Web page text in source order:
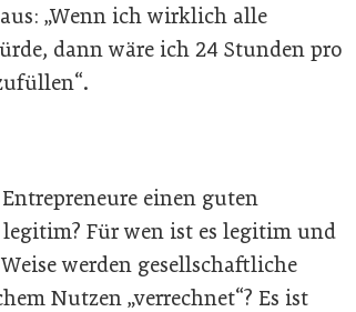
„Wenn ich wirklich alle
dann wäre ich 24 Stunden pro
einen guten
legitim? Für wen ist es legitim und
werden gesellschaftliche
Nutzen „verrechnet“? Es ist